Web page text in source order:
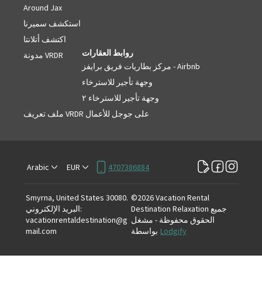
Around Jax
استكشف سميرنا
اكتشف أتلانتا
مدونة VRDR
روابط العقارات
مركز بطاريات فريق برايفز - Airbnb
وجهة تأجير للاسترخاء
وجهة تأجير للاسترخاء ٢
ملف تعريف VRDR على جوجل للأعمال
Arabic EUR 4707386884
Smyrna, United States 30080.
البريد الإلكتروني:
vacationrentaldestination@g
mail.com
©2026Vacation Rental
Destination Relaxation جميع
الحقوق محفوظة - مشغل
بواسطة Lodgify